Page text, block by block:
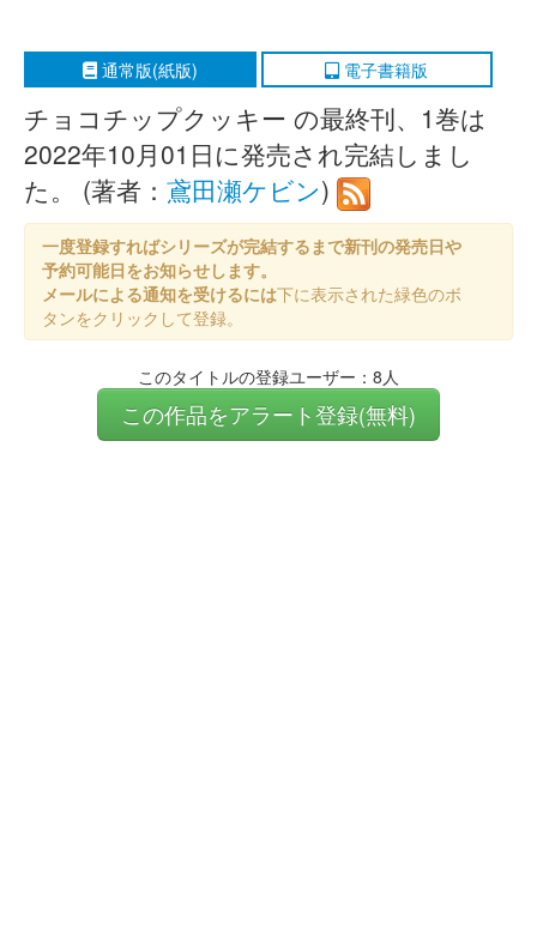
通常版(紙版) 電子書籍版
チョコチップクッキー の最終刊、1巻は
2022年10月01日に発売され完結しまし
た。 (著者： 鳶田瀬ケビン)
一度登録すればシリーズが完結するまで新刊の発売日や
予約可能日をお知らせします。
メールによる通知を受けるには下に表示された緑色のボ
タンをクリックして登録。
このタイトルの登録ユーザー：8人
この作品をアラート登録(無料)